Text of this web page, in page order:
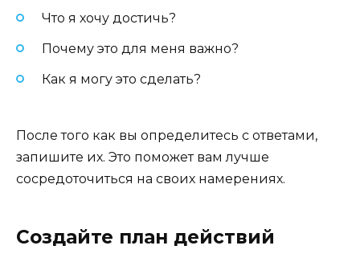
Что я хочу достичь?
Почему это для меня важно?
Как я могу это сделать?
После того как вы определитесь с ответами,
запишите их. Это поможет вам лучше
сосредоточиться на своих намерениях.
Создайте план действий